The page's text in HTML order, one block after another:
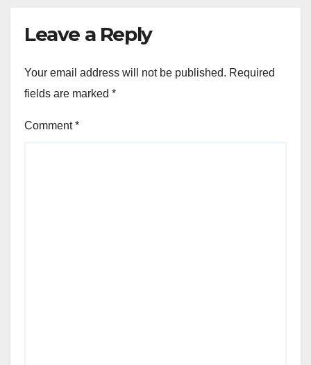
Leave a Reply
Your email address will not be published. Required
fields are marked *
Comment*